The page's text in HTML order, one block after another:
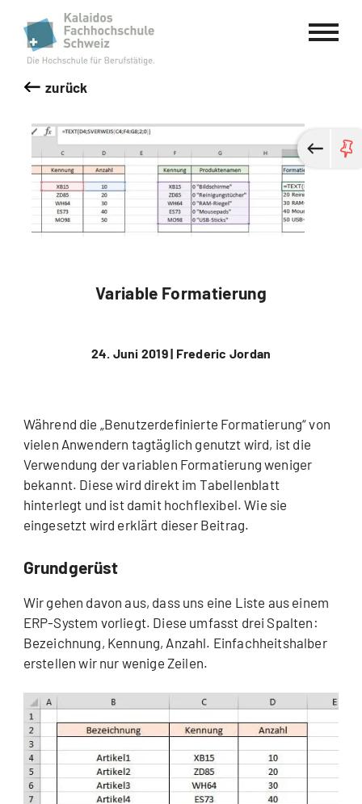
Kalaidos Fachhochschule Schweiz
zurück
Variable Formatierung
24. Juni 2019 | Frederic Jordan
Während die „Benutzerdefinierte Formatierung“ von
vielen Anwendern tagtäglich genutzt wird, ist die
Verwendung der variablen Formatierung weniger
bekannt. Diese wird direkt im Tabellenblatt
hinterlegt und ist damit hochflexibel. Wie sie
eingesetzt wird erklärt dieser Beitrag.
Grundgerüst
Wir gehen davon aus, dass uns eine Liste aus einem
ERP-System vorliegt. Diese umfasst drei Spalten:
Bezeichnung, Kennung, Anzahl. Einfachheitshalber
erstellen wir nur wenige Zeilen.